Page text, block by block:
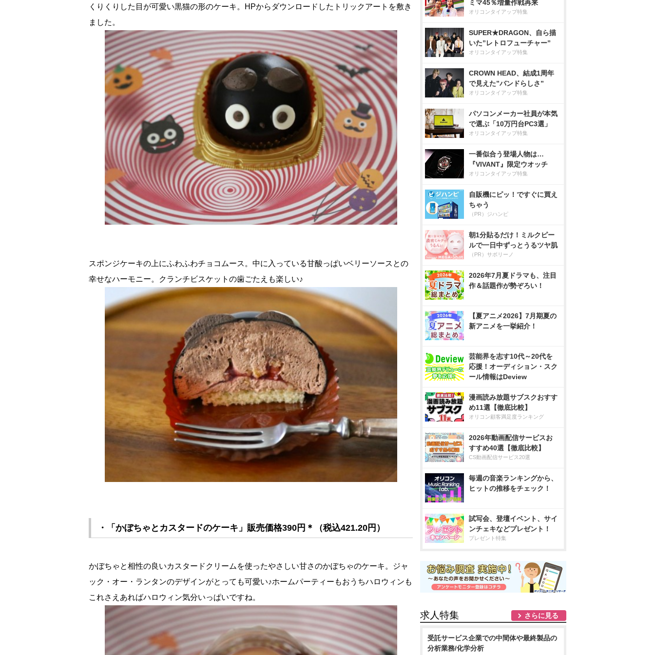
くりくりした目が可愛い黒猫の形のケーキ。HPからダウンロードしたトリックアートを敷き
ました。
スポンジケーキの上にふわふわチョコムース。中に入っている甘酸っぱいベリーソースとの
幸せなハーモニー。クランチビスケットの歯ごたえも楽しい♪
・「かぼちゃとカスタードのケーキ」販売価格390円＊（税込421.20円）
かぼちゃと相性の良いカスタードクリームを使ったやさしい甘さのかぼちゃのケーキ。ジャ
ック・オー・ランタンのデザインがとっても可愛い♪ホームパーティーもおうちハロウィンも
これさえあればハロウィン気分いっぱいですね。
ミマ45％増量作戦再来
オリコンタイアップ特集
SUPER★DRAGON、自ら描
いた”レトロフューチャー”
オリコンタイアップ特集
CROWN HEAD、結成1周年
で見えた”バンドらしさ”
オリコンタイアップ特集
パソコンメーカー社員が本気
で選ぶ「10万円台PC3選」
オリコンタイアップ特集
一番似合う登場人物は…
『VIVANT』限定ウオッチ
オリコンタイアップ特集
自販機にピッ！ですぐに買え
ちゃう
（PR）ジハンピ
朝1分貼るだけ！ミルクピー
ルで一日中ずっとうるツヤ肌
（PR）サボリーノ
2026年7月夏ドラマも、注目
作＆話題作が勢ぞろい！
【夏アニメ2026】7月期夏の
新アニメを一挙紹介！
芸能界を志す10代～20代を
応援！オーディション・スク
ール情報はDeview
漫画読み放題サブスクおすす
め11選【徹底比較】
オリコン顧客満足度ランキング
2026年動画配信サービスお
すすめ40選【徹底比較】
CS動画配信サービス20選
毎週の音楽ランキングから、
ヒットの推移をチェック！
試写会、登壇イベント、サイ
ンチェキなどプレゼント！
プレゼント特集
求人特集 さらに見る
受託サービス企業での中間体や最終製品の
分析業務/化学分析